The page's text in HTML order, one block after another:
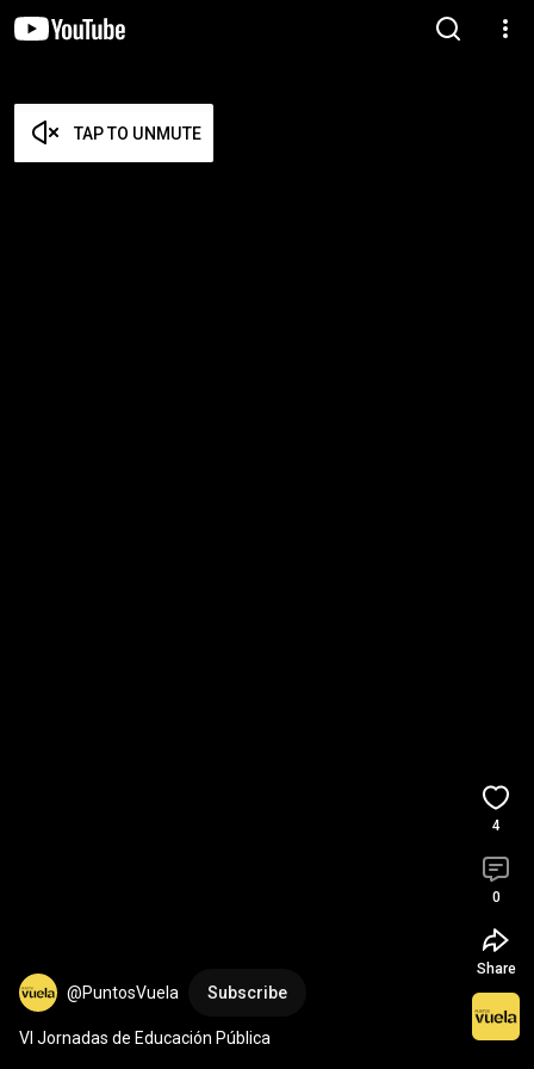
TAP TO UNMUTE
@PuntosVuela Subscribe
VI Jornadas de Educación Pública
4
0
Share